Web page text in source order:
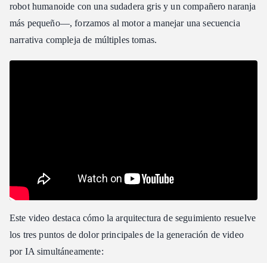
robot humanoide con una sudadera gris y un compañero naranja
más pequeño—, forzamos al motor a manejar una secuencia
narrativa compleja de múltiples tomas.
Este video destaca cómo la arquitectura de seguimiento resuelve
los tres puntos de dolor principales de la generación de video
por IA simultáneamente: